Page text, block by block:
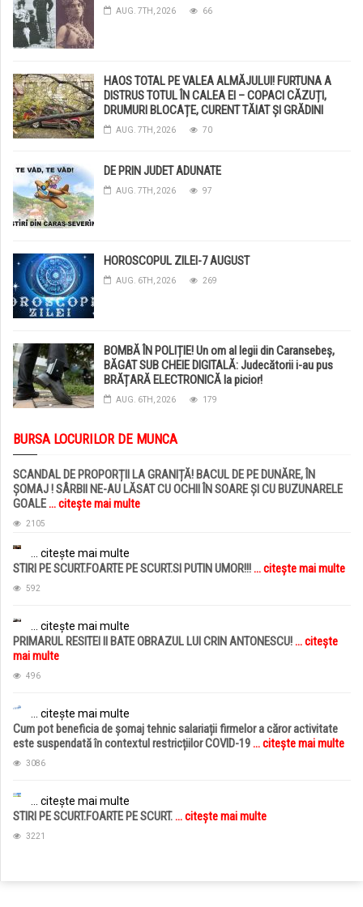
AUG. 7TH, 2026 66
HAOS TOTAL PE VALEA ALMĂJULUI! FURTUNA A
DISTRUS TOTUL ÎN CALEA EI – COPACI CĂZUȚI,
DRUMURI BLOCAȚE, CURENT TĂIAT ȘI GRĂDINI
DISTRUSE DE GRINDINĂ!
AUG. 7TH, 2026 70
DE PRIN JUDET ADUNATE
AUG. 7TH, 2026 97
HOROSCOPUL ZILEI-7 AUGUST
AUG. 6TH, 2026 269
BOMBĂ ÎN POLIȚIE! Un om al legii din Caransebeș,
BĂGAT SUB CHEIE DIGITALĂ: Judecătorii i-au pus
BRĂȚARĂ ELECTRONICĂ la picior!
AUG. 6TH, 2026 179
BURSA LOCURILOR DE MUNCA
SCANDAL DE PROPORȚII LA GRANIȚĂ! BACUL DE PE DUNĂRE, ÎN
ȘOMAJ ! SÂRBII NE-AU LĂSAT CU OCHII ÎN SOARE ȘI CU BUZUNARELE
GOALE... citește mai multe
2105
... citește mai multe
STIRI PE SCURT.FOARTE PE SCURT.SI PUTIN UMOR!!!... citește mai multe
592
... citește mai multe
PRIMARUL RESITEI II BATE OBRAZUL LUI CRIN ANTONESCU!... citește
mai multe
496
... citește mai multe
Cum pot beneficia de șomaj tehnic salariații firmelor a căror activitate
este suspendată în contextul restricțiilor COVID-19... citește mai multe
3086
... citește mai multe
STIRI PE SCURT.FOARTE PE SCURT.... citește mai multe
3221